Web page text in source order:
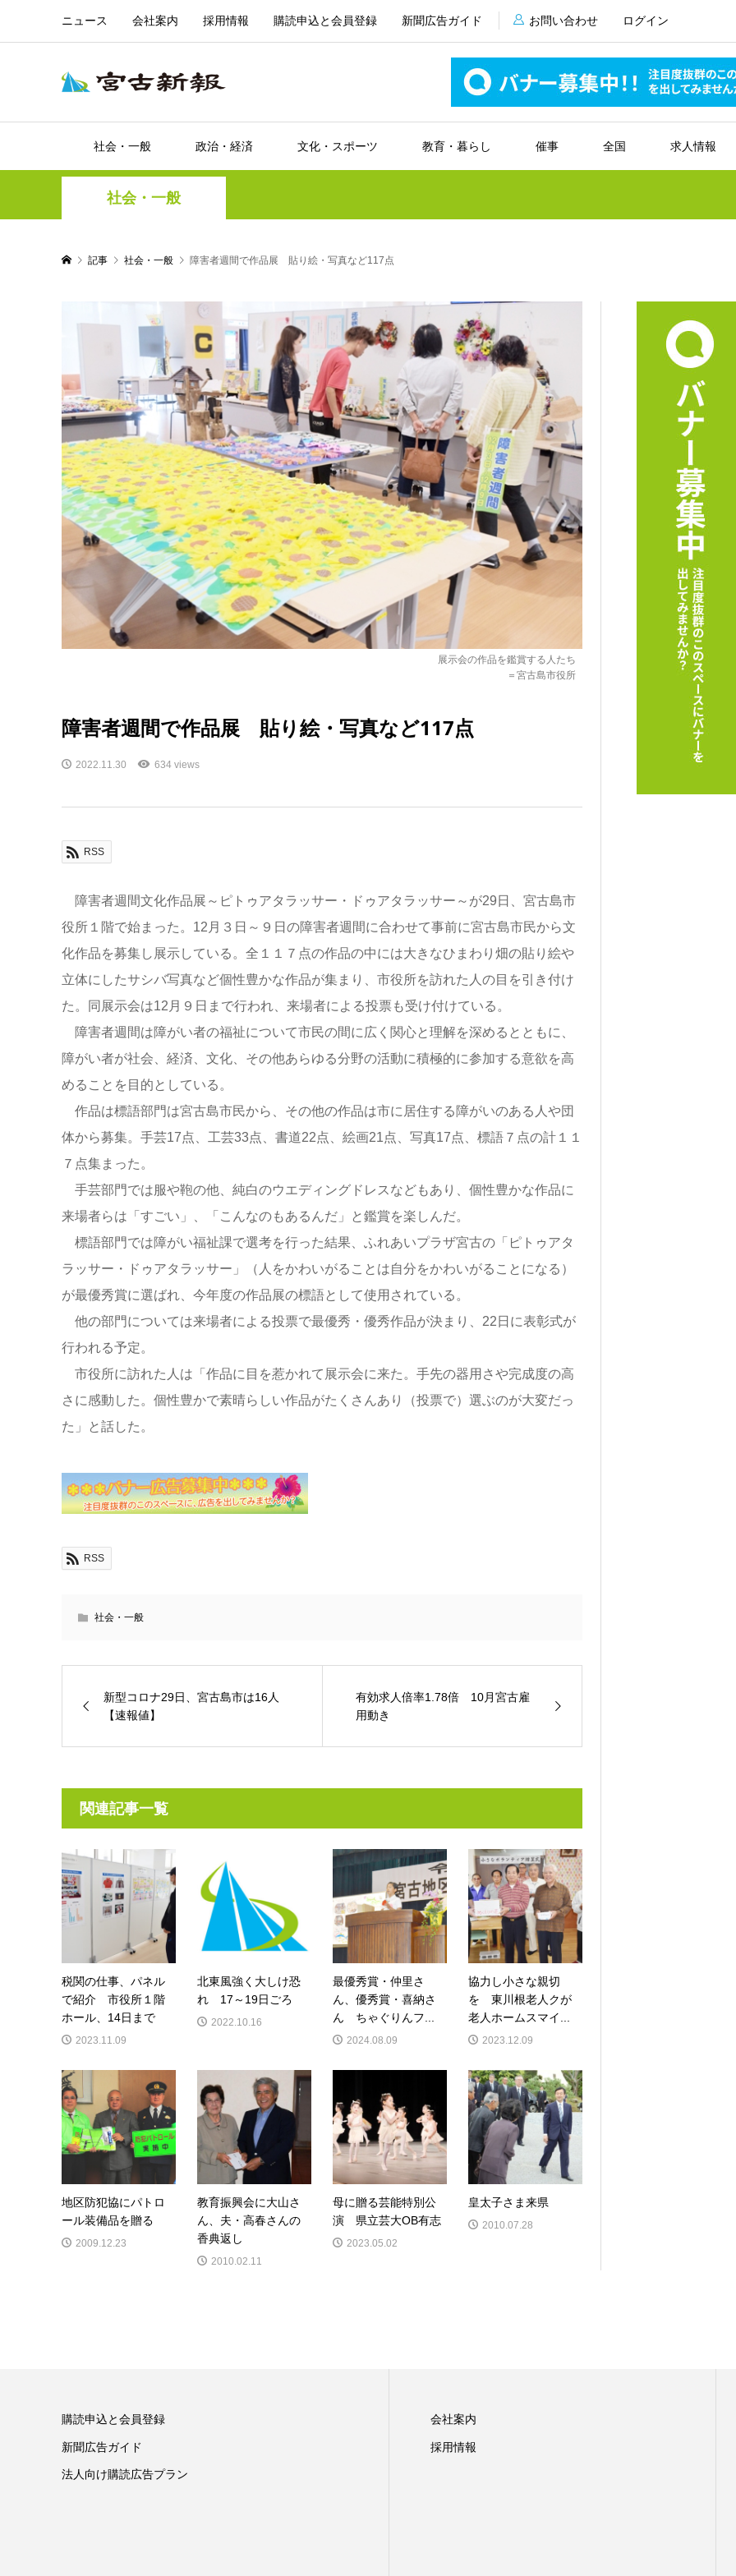
ニュース 会社案内 採用情報 購読申込と会員登録 新聞広告ガイド お問い合わせ ログイン
社会・一般 政治・経済 文化・スポーツ 教育・暮らし 催事 全国 求人情報
社会・一般
記事 社会・一般 障害者週間で作品展 貼り絵・写真など117点
展示会の作品を鑑賞する人たち
＝宮古島市役所
障害者週間で作品展 貼り絵・写真など117点
2022.11.30 634 views
RSS
障害者週間文化作品展～ピトゥアタラッサー・ドゥアタラッサー～が29日、宮古島市
役所１階で始まった。12月３日～９日の障害者週間に合わせて事前に宮古島市民から文
化作品を募集し展示している。全１１７点の作品の中には大きなひまわり畑の貼り絵や
立体にしたサシバ写真など個性豊かな作品が集まり、市役所を訪れた人の目を引き付け
た。同展示会は12月９日まで行われ、来場者による投票も受け付けている。
障害者週間は障がい者の福祉について市民の間に広く関心と理解を深めるとともに、
障がい者が社会、経済、文化、その他あらゆる分野の活動に積極的に参加する意欲を高
めることを目的としている。
作品は標語部門は宮古島市民から、その他の作品は市に居住する障がいのある人や団
体から募集。手芸17点、工芸33点、書道22点、絵画21点、写真17点、標語７点の計１１
７点集まった。
手芸部門では服や鞄の他、純白のウエディングドレスなどもあり、個性豊かな作品に
来場者らは「すごい」、「こんなのもあるんだ」と鑑賞を楽しんだ。
標語部門では障がい福祉課で選考を行った結果、ふれあいプラザ宮古の「ピトゥアタ
ラッサー・ドゥアタラッサー」（人をかわいがることは自分をかわいがることになる）
が最優秀賞に選ばれ、今年度の作品展の標語として使用されている。
他の部門については来場者による投票で最優秀・優秀作品が決まり、22日に表彰式が
行われる予定。
市役所に訪れた人は「作品に目を惹かれて展示会に来た。手先の器用さや完成度の高
さに感動した。個性豊かで素晴らしい作品がたくさんあり（投票で）選ぶのが大変だっ
た」と話した。
RSS
社会・一般
新型コロナ29日、宮古島市は16人
【速報値】
有効求人倍率1.78倍 10月宮古雇
用動き
関連記事一覧
税関の仕事、パネル
で紹介 市役所１階
ホール、14日まで
2023.11.09
北東風強く大しけ恐
れ 17～19日ごろ
2022.10.16
最優秀賞・仲里さ
ん、優秀賞・喜納さ
ん ちゃぐりんフ...
2024.08.09
協力し小さな親切
を 東川根老人クが
老人ホームスマイ...
2023.12.09
地区防犯協にパトロ
ール装備品を贈る
2009.12.23
教育振興会に大山さ
ん、夫・高春さんの
香典返し
2010.02.11
母に贈る芸能特別公
演 県立芸大OB有志
2023.05.02
皇太子さま来県
2010.07.28
購読申込と会員登録
新聞広告ガイド
法人向け購読広告プラン
会社案内
採用情報